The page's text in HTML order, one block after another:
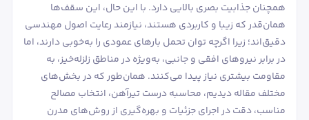
همچنان جذابیت بصری بالایی دارد. با این حال، این سقف‌ها
همان‌قدر که زیبا و کاربردی هستند، نیازمند رعایت اصول مهندسی
دقیق‌اند؛ زیرا اگرچه توان تحمل بارهای عمودی را به‌خوبی دارند، اما
در برابر نیروهای افقی و جانبی، به‌ویژه در مناطق زلزله‌خیز، به
مقاومت بیشتری نیاز پیدا می‌کنند. همان‌طور که در بخش‌های
مختلف مقاله دیدیم، محاسبه درست تیرآهن، انتخاب مصالح
مناسب، دقت در اجرای جزئیات و بهره‌گیری از روش‌های مدرن